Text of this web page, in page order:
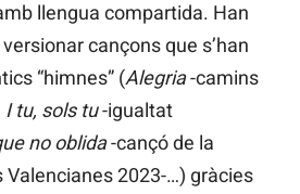
llengua compartida. Han
cançons que s’han
“himnes” (Alegria-camins
I tu, sols tu-igualtat
no oblida-cançó de la
Valencianes 2023-…) gràcies